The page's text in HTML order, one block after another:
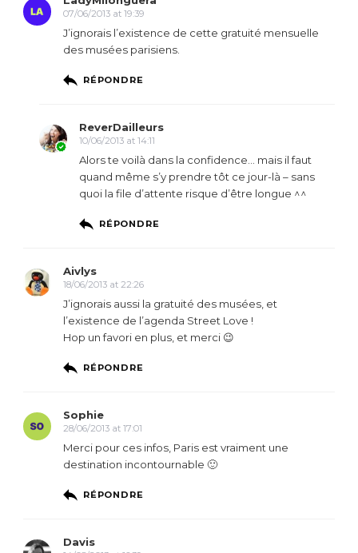
07/06/2013 at 19:39
J’ignorais l’existence de cette gratuité mensuelle
des musées parisiens.
RÉPONDRE
ReverDailleurs
10/06/2013 at 14:11
Alors te voilà dans la confidence… mais il faut
quand même s’y prendre tôt ce jour-là – sans
quoi la file d’attente risque d’être longue ^^
RÉPONDRE
Aivlys
18/06/2013 at 22:26
J’ignorais aussi la gratuité des musées, et
l’existence de l’agenda Street Love !
Hop un favori en plus, et merci 😉
RÉPONDRE
Sophie
28/06/2013 at 17:01
Merci pour ces infos, Paris est vraiment une
destination incontournable 🙂
RÉPONDRE
Davis